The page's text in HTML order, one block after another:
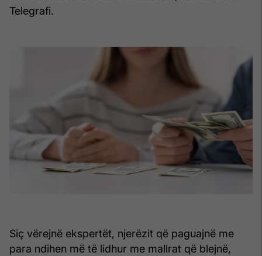
Telegrafi.
Siç vërejnë ekspertët, njerëzit që paguajnë me
para ndihen më të lidhur me mallrat që blejnë,